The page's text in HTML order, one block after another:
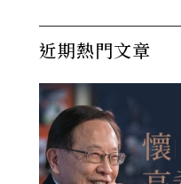
近期熱門文章